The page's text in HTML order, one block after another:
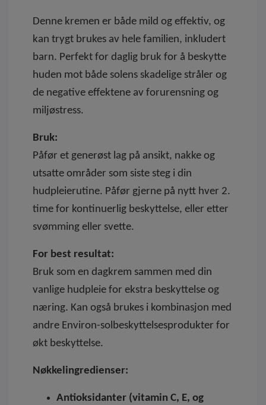
Denne kremen er både mild og effektiv, og
kan trygt brukes av hele familien, inkludert
barn. Perfekt for daglig bruk for å beskytte
huden mot både solens skadelige stråler og
de negative effektene av forurensning og
miljøstress.
Bruk:
Påfør et generøst lag på ansikt, nakke og
utsatte områder som siste steg i din
hudpleierutine. Påfør gjerne på nytt hver 2.
time for kontinuerlig beskyttelse, eller etter
svømming eller svette.
For best resultat:
Bruk som en dagkrem sammen med din
vanlige hudpleie for ekstra beskyttelse og
næring. Kan også brukes i kombinasjon med
andre Environ-solbeskyttelsesprodukter for
økt beskyttelse.
Nøkkelingredienser:
Antioksidanter (vitamin C, E, og